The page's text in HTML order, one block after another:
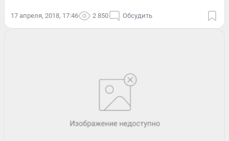
17 апреля, 2018, 17:46 2 850 Обсудить